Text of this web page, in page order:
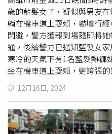
歲的藍髮女子，疑似與男友
躺在機車道上耍賴，嚇壞行
閃避，警方獲報到場隨即將
通，後續警方已通知藍髮女
寒冷的天氣下有1名藍髮熱褲
坐在機車道上耍賴，更誇張
中，由於該處車流量大，此
敢前進，駕駛深怕有個萬一
舉止造成交通一度受阻。警
民眾指稱中華三路一處超商
上，害行經車輛見狀皆趕緊
12月16日, 2024